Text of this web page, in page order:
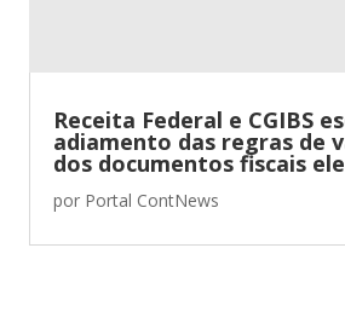
Receita Federal e CGIBS
adiamento das regras de
dos documentos fiscais
por Portal ContNews